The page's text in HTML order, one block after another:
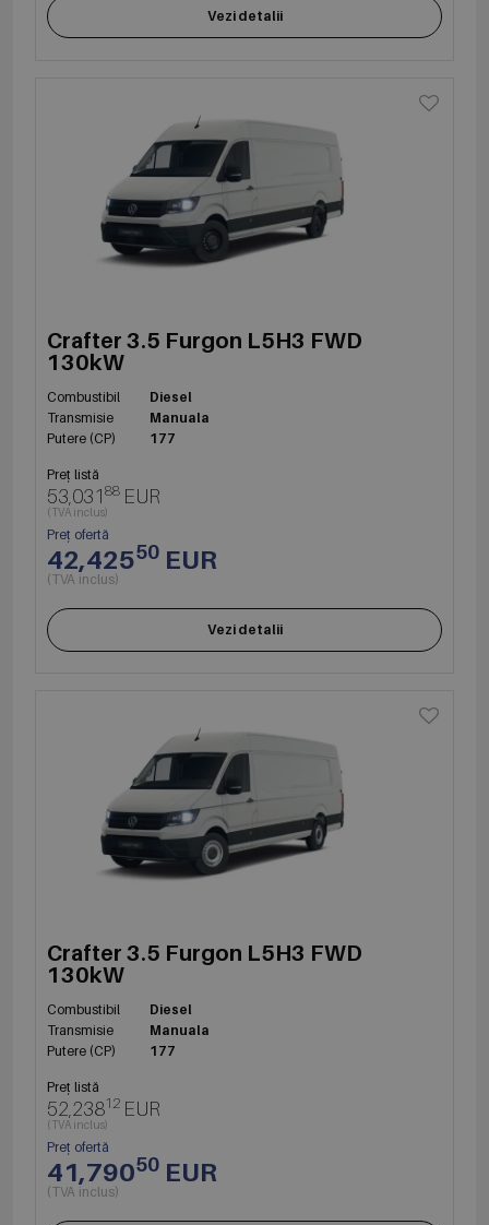
Vezi detalii
Crafter 3.5 Furgon L5H3 FWD
130kW
Combustibil
Diesel
Transmisie
Manuala
Putere (CP)
177
Preț listă
53,03188 EUR
(TVA inclus)
Preț ofertă
42,42550 EUR
(TVA inclus)
Vezi detalii
Crafter 3.5 Furgon L5H3 FWD
130kW
Combustibil
Diesel
Transmisie
Manuala
Putere (CP)
177
Preț listă
52,23812 EUR
(TVA inclus)
Preț ofertă
41,79050 EUR
(TVA inclus)